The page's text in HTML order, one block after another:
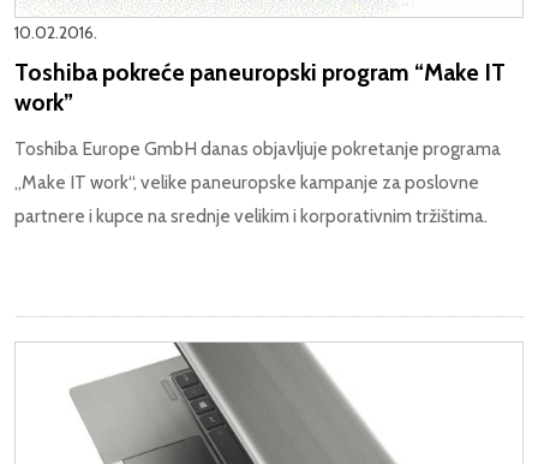
10.02.2016.
Toshiba pokreće paneuropski program “Make IT
work”
Toshiba Europe GmbH danas objavljuje pokretanje programa
„Make IT work“, velike paneuropske kampanje za poslovne
partnere i kupce na srednje velikim i korporativnim tržištima.